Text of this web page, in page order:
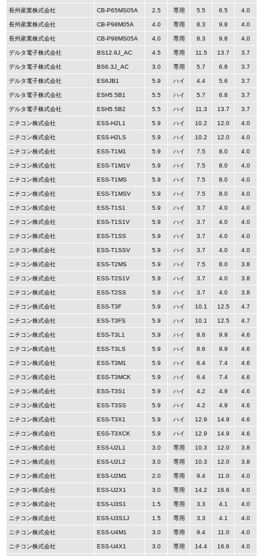
長州産業株式会社 CB-P65MS05A 2.5 専用 5.5 6.5 4.0
長州産業株式会社 CB-P98M05A 4.0 専用 8.3 9.8 4.0
長州産業株式会社 CB-P98MS05A 4.0 専用 8.3 9.8 4.0
デルタ電子株式会社 BS12.6J_AC 4.5 専用 11.5 13.7 3.7
デルタ電子株式会社 BS6.3J_AC 3.0 専用 5.7 6.8 3.7
デルタ電子株式会社 ES6JB1 5.9 ハイ 4.4 5.6 3.7
デルタ電子株式会社 ESH5.5B1 5.5 ハイ 5.7 6.8 3.7
デルタ電子株式会社 ESH5.5B2 5.5 ハイ 11.3 13.7 3.7
ニチコン株式会社 ESS-H2L1 5.9 ハイ 10.2 12.0 4.0
ニチコン株式会社 ESS-H2LS 5.9 ハイ 10.2 12.0 4.0
ニチコン株式会社 ESS-T1M1 5.9 ハイ 7.5 8.0 4.0
ニチコン株式会社 ESS-T1M1V 5.9 ハイ 7.5 8.0 4.0
ニチコン株式会社 ESS-T1MS 5.9 ハイ 7.5 8.0 4.0
ニチコン株式会社 ESS-T1MSV 5.9 ハイ 7.5 8.0 4.0
ニチコン株式会社 ESS-T1S1 5.9 ハイ 3.7 4.0 4.0
ニチコン株式会社 ESS-T1S1V 5.9 ハイ 3.7 4.0 4.0
ニチコン株式会社 ESS-T1SS 5.9 ハイ 3.7 4.0 4.0
ニチコン株式会社 ESS-T1SSV 5.9 ハイ 3.7 4.0 4.0
ニチコン株式会社 ESS-T2MS 5.9 ハイ 7.5 8.0 3.8
ニチコン株式会社 ESS-T2S1V 5.9 ハイ 3.7 4.0 3.8
ニチコン株式会社 ESS-T2SS 5.9 ハイ 3.7 4.0 3.8
ニチコン株式会社 ESS-T3F 5.9 ハイ 10.1 12.5 4.7
ニチコン株式会社 ESS-T3FS 5.9 ハイ 10.1 12.5 4.7
ニチコン株式会社 ESS-T3L1 5.9 ハイ 8.6 9.9 4.6
ニチコン株式会社 ESS-T3LS 5.9 ハイ 8.6 9.9 4.6
ニチコン株式会社 ESS-T3M1 5.9 ハイ 6.4 7.4 4.6
ニチコン株式会社 ESS-T3MCK 5.9 ハイ 6.4 7.4 4.6
ニチコン株式会社 ESS-T3S1 5.9 ハイ 4.2 4.9 4.6
ニチコン株式会社 ESS-T3SS 5.9 ハイ 4.2 4.9 4.6
ニチコン株式会社 ESS-T3X1 5.9 ハイ 12.9 14.9 4.6
ニチコン株式会社 ESS-T3XCK 5.9 ハイ 12.9 14.9 4.6
ニチコン株式会社 ESS-U2L1 3.0 専用 10.3 12.0 3.8
ニチコン株式会社 ESS-U2L2 3.0 専用 10.3 12.0 3.8
ニチコン株式会社 ESS-U2M1 2.0 専用 9.4 11.0 4.0
ニチコン株式会社 ESS-U2X1 3.0 専用 14.2 16.6 4.0
ニチコン株式会社 ESS-U3S1 1.5 専用 3.3 4.1 4.0
ニチコン株式会社 ESS-U3S1J 1.5 専用 3.3 4.1 4.0
ニチコン株式会社 ESS-U4M1 3.0 専用 9.4 11.0 4.0
ニチコン株式会社 ESS-U4X1 3.0 専用 14.4 16.6 4.0